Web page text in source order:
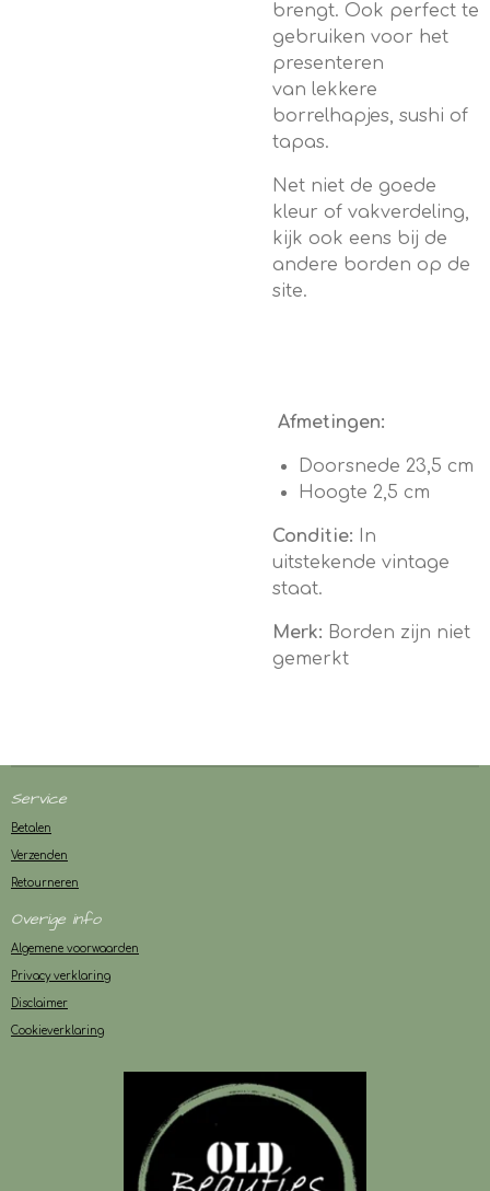
brengt. Ook perfect te
gebruiken voor het
presenteren
van lekkere
borrelhapjes, sushi of
tapas.
Net niet de goede
kleur of vakverdeling,
kijk ook eens bij de
andere borden op de
site.
Afmetingen:
Doorsnede 23,5 cm
Hoogte 2,5 cm
Conditie:
In
uitstekende vintage
staat.
Merk: Borden zijn niet
gemerkt
Service
Betalen
Verzenden
Retourneren
Overige info
Algemene voorwaarden
Privacy verklaring
Disclaimer
Cookieverklaring